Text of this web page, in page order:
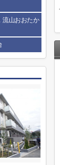
流山おおたか